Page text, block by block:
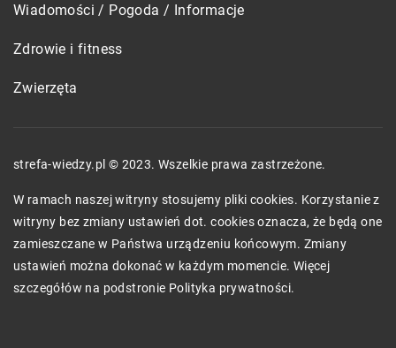
Wiadomości / Pogoda / Informacje
Zdrowie i fitness
Zwierzęta
strefa-wiedzy.pl © 2023. Wszelkie prawa zastrzeżone.
W ramach naszej witryny stosujemy pliki cookies. Korzystanie z
witryny bez zmiany ustawień dot. cookies oznacza, że będą one
zamieszczane w Państwa urządzeniu końcowym. Zmiany
ustawień można dokonać w każdym momencie. Więcej
szczegółów na podstronie Polityka prywatności.